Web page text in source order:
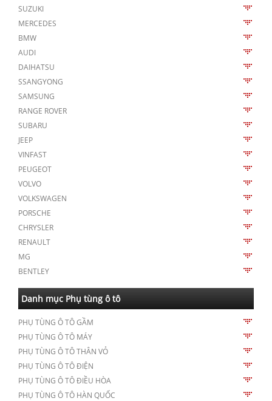
SUZUKI
MERCEDES
BMW
AUDI
DAIHATSU
SSANGYONG
SAMSUNG
RANGE ROVER
SUBARU
JEEP
VINFAST
PEUGEOT
VOLVO
VOLKSWAGEN
PORSCHE
CHRYSLER
RENAULT
MG
BENTLEY
Danh mục Phụ tùng ô tô
PHỤ TÙNG Ô TÔ GẦM
PHỤ TÙNG Ô TÔ MÁY
PHỤ TÙNG Ô TÔ THÂN VỎ
PHỤ TÙNG Ô TÔ ĐIỆN
PHỤ TÙNG Ô TÔ ĐIỀU HÒA
PHỤ TÙNG Ô TÔ HÀN QUỐC